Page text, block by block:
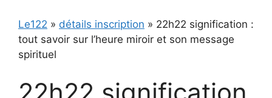
Le122 » détails inscription » 22h22 signification :
tout savoir sur l’heure miroir et son message
spirituel